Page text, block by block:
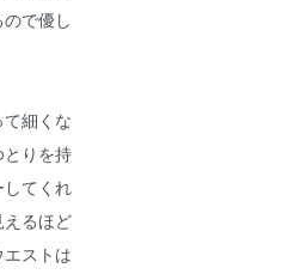
で優し
細くな
りを持
てくれ
るほど
ストは